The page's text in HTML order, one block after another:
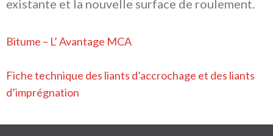
existante et la nouvelle surface de roulement.
Bitume – L’ Avantage MCA
Fiche technique des liants d’accrochage et des liants
d’imprégnation